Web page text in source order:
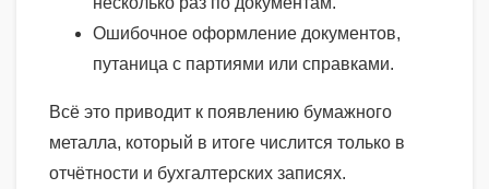
Ошибочное оформление документов,
путаница с партиями или справками.
Всё это приводит к появлению бумажного
металла, который в итоге числится только в
отчётности и бухгалтерских записях.